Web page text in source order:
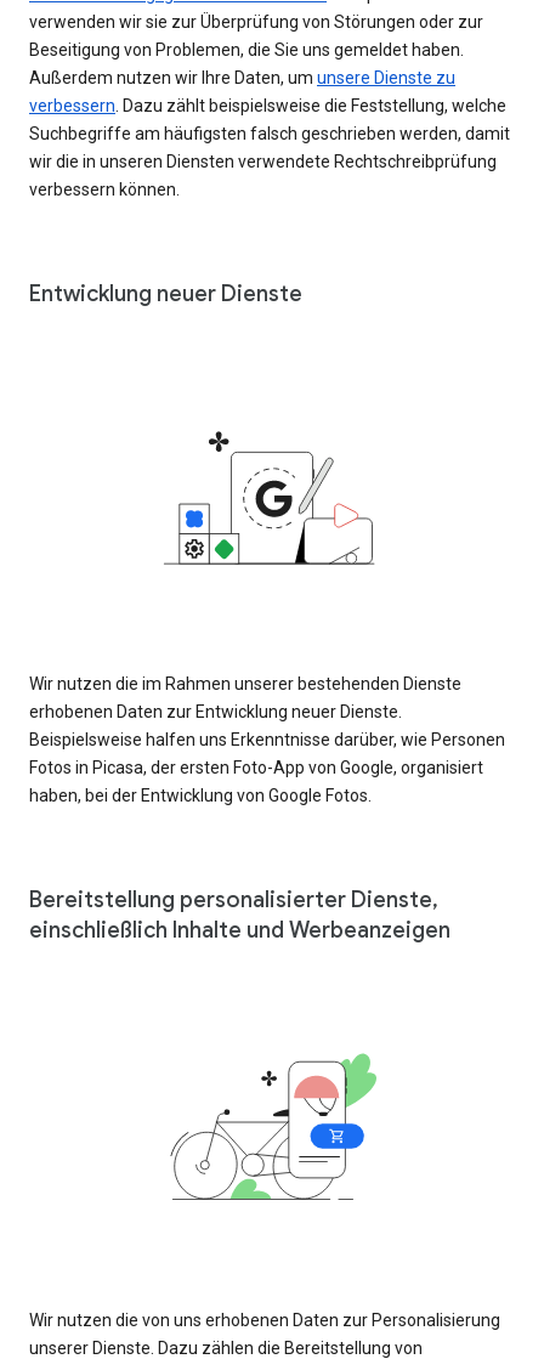
verwenden wir sie zur Überprüfung von Störungen oder zur
Beseitigung von Problemen, die Sie uns gemeldet haben.
Außerdem nutzen wir Ihre Daten, um unsere Dienste zu
verbessern . Dazu zählt beispielsweise die Feststellung, welche
Suchbegriffe am häufigsten falsch geschrieben werden, damit
wir die in unseren Diensten verwendete Rechtschreibprüfung
verbessern können.
Entwicklung neuer Dienste
Wir nutzen die im Rahmen unserer bestehenden Dienste
erhobenen Daten zur Entwicklung neuer Dienste.
Beispielsweise halfen uns Erkenntnisse darüber, wie Personen
Fotos in Picasa, der ersten Foto-App von Google, organisiert
haben, bei der Entwicklung von Google Fotos.
Bereitstellung personalisierter Dienste,
einschließlich Inhalte und Werbeanzeigen
Wir nutzen die von uns erhobenen Daten zur Personalisierung
unserer Dienste. Dazu zählen die Bereitstellung von